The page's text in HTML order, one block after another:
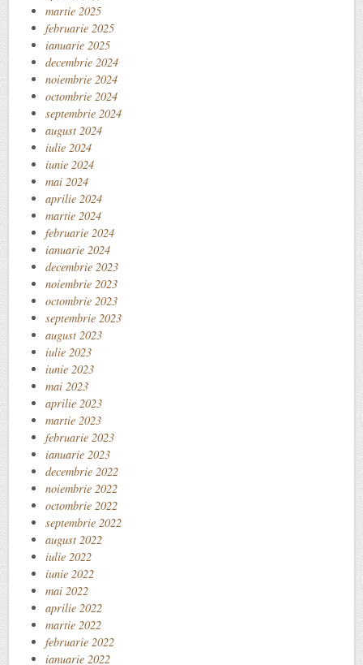
martie 2025
februarie 2025
ianuarie 2025
decembrie 2024
noiembrie 2024
octombrie 2024
septembrie 2024
august 2024
iulie 2024
iunie 2024
mai 2024
aprilie 2024
martie 2024
februarie 2024
ianuarie 2024
decembrie 2023
noiembrie 2023
octombrie 2023
septembrie 2023
august 2023
iulie 2023
iunie 2023
mai 2023
aprilie 2023
martie 2023
februarie 2023
ianuarie 2023
decembrie 2022
noiembrie 2022
octombrie 2022
septembrie 2022
august 2022
iulie 2022
iunie 2022
mai 2022
aprilie 2022
martie 2022
februarie 2022
ianuarie 2022